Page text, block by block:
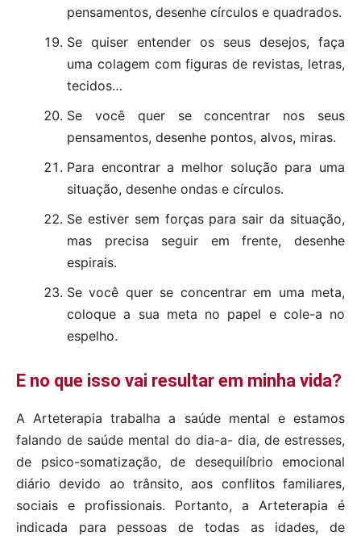
pensamentos, desenhe círculos e quadrados.
Se quiser entender os seus desejos, faça
uma colagem com figuras de revistas, letras,
tecidos…
Se você quer se concentrar nos seus
pensamentos, desenhe pontos, alvos, miras.
Para encontrar a melhor solução para uma
situação, desenhe ondas e círculos.
Se estiver sem forças para sair da situação,
mas precisa seguir em frente, desenhe
espirais.
Se você quer se concentrar em uma meta,
coloque a sua meta no papel e cole-a no
espelho.
E no que isso vai resultar em minha vida?
A Arteterapia trabalha a saúde mental e estamos
falando de saúde mental do dia-a- dia, de estresses,
de psico-somatização, de desequilíbrio emocional
diário devido ao trânsito, aos conflitos familiares,
sociais e profissionais. Portanto, a Arteterapia é
indicada para pessoas de todas as idades, de